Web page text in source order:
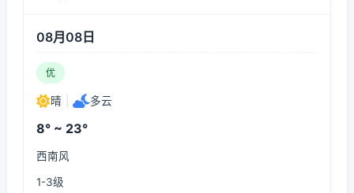
08月08日
优
晴 多云
8° ~ 23°
西南风
1-3级